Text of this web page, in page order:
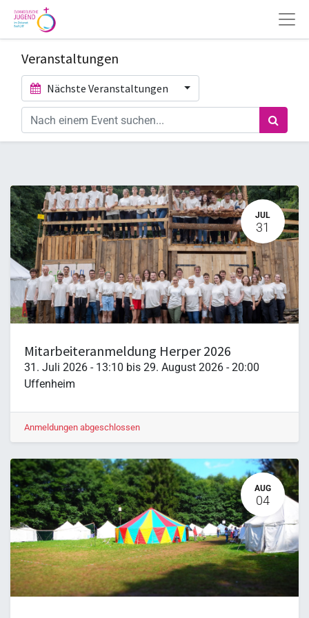
Veranstaltungen
Nächste Veranstaltungen
JUL
31
Mitarbeiteranmeldung Herper 2026
31. Juli 2026 - 13:10 bis 29. August 2026 -20:00
Uffenheim
Anmeldungen abgeschlossen
AUG
04